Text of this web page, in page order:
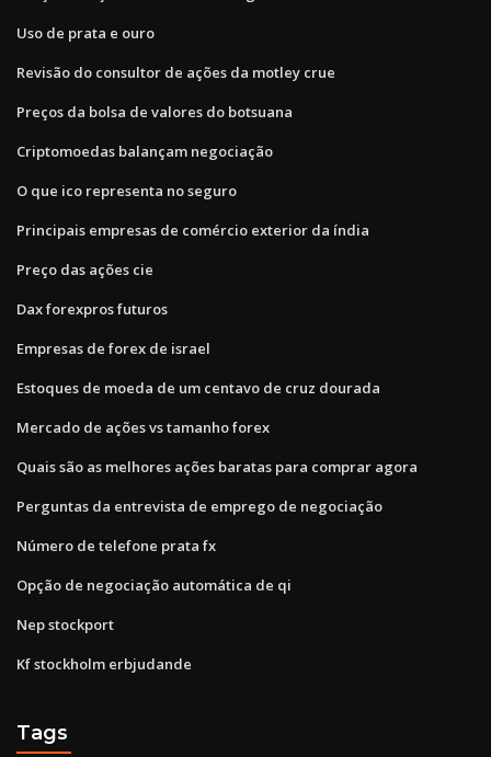
Uso de prata e ouro
Revisão do consultor de ações da motley crue
Preços da bolsa de valores do botsuana
Criptomoedas balançam negociação
O que ico representa no seguro
Principais empresas de comércio exterior da índia
Preço das ações cie
Dax forexpros futuros
Empresas de forex de israel
Estoques de moeda de um centavo de cruz dourada
Mercado de ações vs tamanho forex
Quais são as melhores ações baratas para comprar agora
Perguntas da entrevista de emprego de negociação
Número de telefone prata fx
Opção de negociação automática de qi
Nep stockport
Kf stockholm erbjudande
Tags